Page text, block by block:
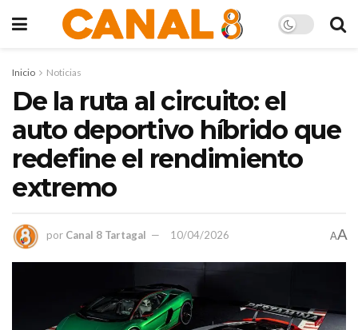
Inicio Noticias
De la ruta al circuito: el
auto deportivo híbrido que
redefine el rendimiento
extremo
por Canal 8 Tartagal 10/04/2026 AA